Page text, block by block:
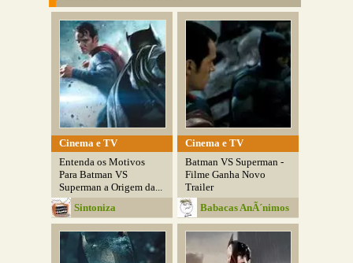
Cinema e TV
Entenda os Motivos
Para Batman VS
Superman a Origem da...
Sintoniza
Cinema e TV
Batman VS Superman -
Filme Ganha Novo
Trailer
Babacas AnÃ´nimos